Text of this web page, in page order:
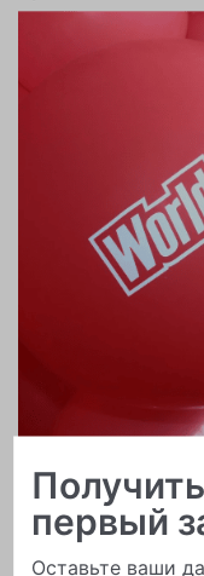
Печать логотипа
первый
Оставьте ваши